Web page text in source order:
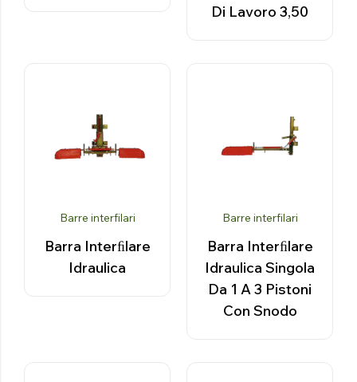
Di Lavoro 3,50
Barre interfilari
Barra Interﬁlare
Idraulica
Barre interfilari
Barra Interﬁlare
Idraulica Singola
Da 1 A 3 Pistoni
Con Snodo